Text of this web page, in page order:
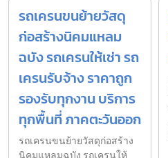
รถเครนขนย้ายวัสดุ
ก่อสร้างนิคมแหลม
ฉบัง รถเครนให้เช่า รถ
เครนรับจ้าง ราคาถูก
รองรับทุกงาน บริการ
ทุกพื้นที่ ภาคตะวันออก
รถเครนขนย้ายวัสดุก่อสร้าง